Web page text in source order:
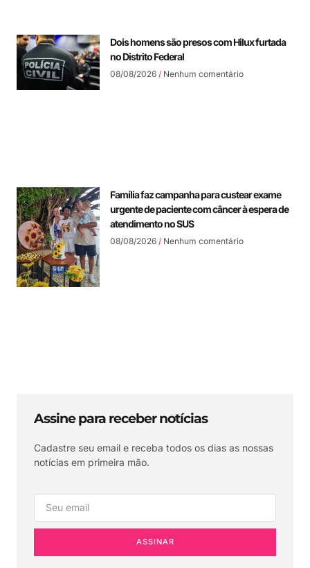
Dois homens são presos com Hilux furtada
no Distrito Federal
08/08/2026 Nenhum comentário
Família faz campanha para custear exame
urgente de paciente com câncer à espera de
atendimento no SUS
08/08/2026 Nenhum comentário
Assine para receber notícias
Cadastre seu email e receba todos os dias as nossas
notícias em primeira mão.
ASSINAR